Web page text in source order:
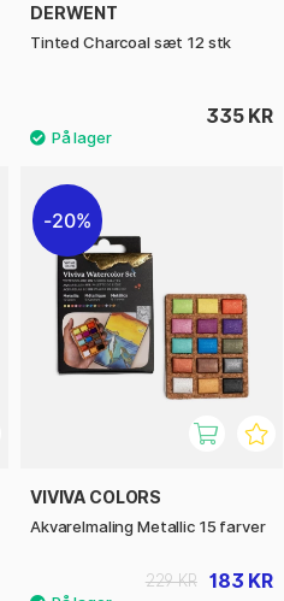
DERWENT
Tinted Charcoal sæt 12 stk
335 KR
20%
VIVIVA COLORS
Akvarelmaling Metallic 15 farver
183 KR
229 KR